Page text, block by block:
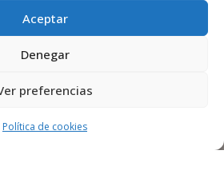
Aceptar
Denegar
preferencias
Política de cookies